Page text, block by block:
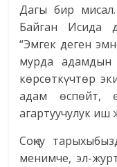
Дагы бир
Байган Исида
“Эмгек деген
мурда адамдын
көрсөткүчтөр
адам өспөйт,
агартуучулук иш
Соңку
менимче, эл-